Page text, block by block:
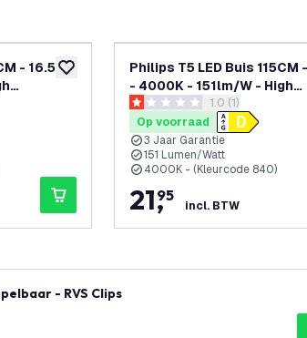
toevoegen aan verlanglijst
- 16.5W
Philips T5 LED Buis 115CM
- 4000K - 151lm/W - High
Efficiencyreviews drawer
1 score sterren 1.0 (1)
Op voorraad
3 Jaar Garantie
151 Lumen/Watt
4000K - (Kleurcode 840)
21,
95
incl. BTW
- RVS Clips